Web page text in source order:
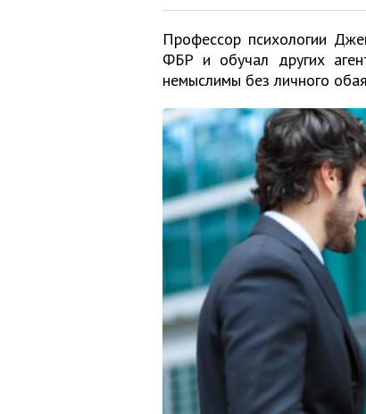
Профессор психологии
ФБР и обучал других
немыслимы без личного